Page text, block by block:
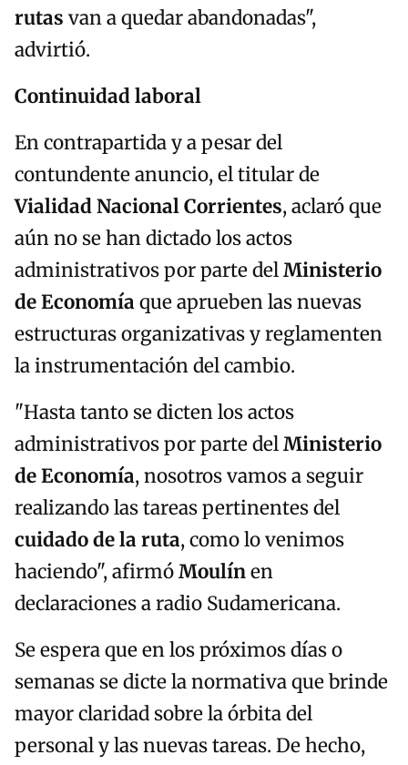
rutas van a quedar abandonadas",
advirtió.
Continuidad laboral
En contrapartida y a pesar del
contundente anuncio, el titular de
Vialidad Nacional Corrientes, aclaró que
aún no se han dictado los actos
administrativos por parte delMinisterio
de Economíaque aprueben las nuevas
estructuras organizativas y reglamenten
la instrumentación del cambio.
"Hasta tanto se dicten los actos
administrativos por parte delMinisterio
de Economía, nosotros vamos a seguir
realizando las tareas pertinentes del
cuidado de la ruta, como lo venimos
haciendo", afirmóMoulínen
declaraciones a radio Sudamericana.
Se espera que en los próximos días o
semanas se dicte la normativa que brinde
mayor claridad sobre la órbita del
personal y las nuevas tareas. De hecho,